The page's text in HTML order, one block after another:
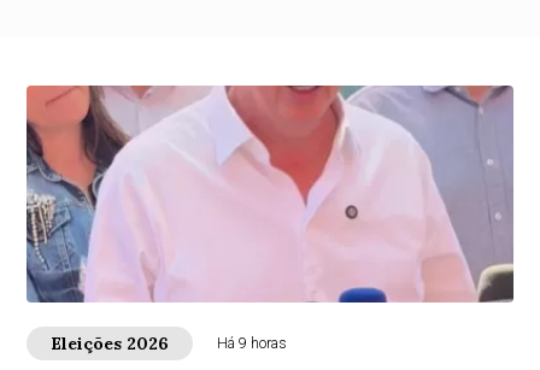
Eleições 2026 Há 9 horas